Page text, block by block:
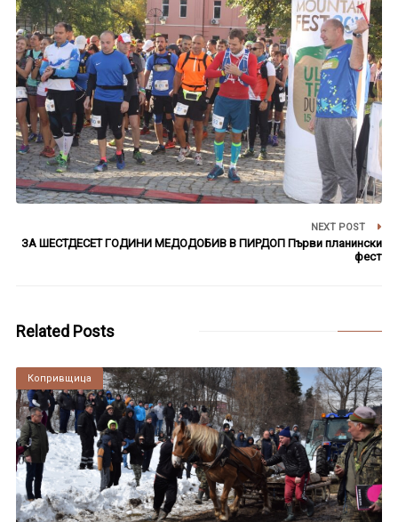
NEXT POST
ЗА ШЕСТДЕСЕТ ГОДИНИ МЕДОДОБИВ В ПИРДОП Първи планински
фест
Related Posts
Копривщица